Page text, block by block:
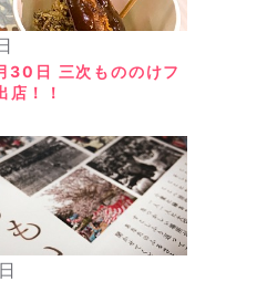
30日 三次もののけフ
店！！